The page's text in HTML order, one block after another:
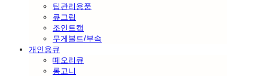
팁관리용품
큐그립
조인트캡
무게볼트/부속
개인용큐
떼오리큐
롱고니